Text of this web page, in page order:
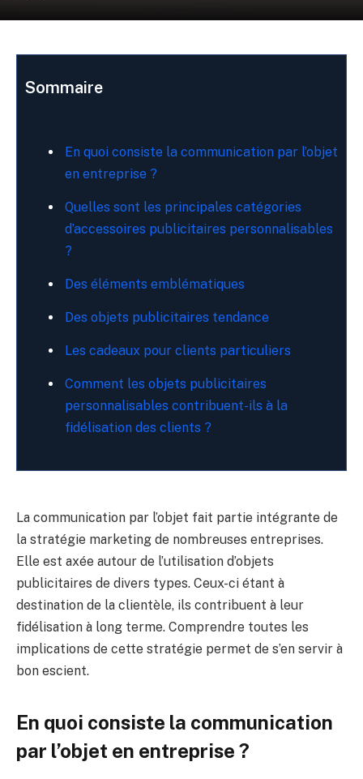
Sommaire
En quoi consiste la communication par l’objet
en entreprise ?
Quelles sont les principales catégories
d’accessoires publicitaires personnalisables
?
Des éléments emblématiques
Des objets publicitaires tendance
Les cadeaux pour clients particuliers
Comment les objets publicitaires
personnalisables contribuent-ils à la
fidélisation des clients ?
La communication par l’objet fait partie intégrante de
la stratégie marketing de nombreuses entreprises.
Elle est axée autour de l’utilisation d’objets
publicitaires de divers types. Ceux-ci étant à
destination de la clientèle, ils contribuent à leur
fidélisation à long terme. Comprendre toutes les
implications de cette stratégie permet de s’en servir à
bon escient.
En quoi consiste la communication
par l’objet en entreprise ?